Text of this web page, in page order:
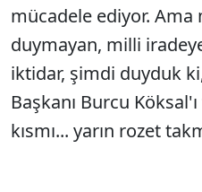
mücadele ediyor. Ama
duymayan, milli iradeye
iktidar, şimdi duyduk
Başkanı Burcu
kısmı... yarın rozet